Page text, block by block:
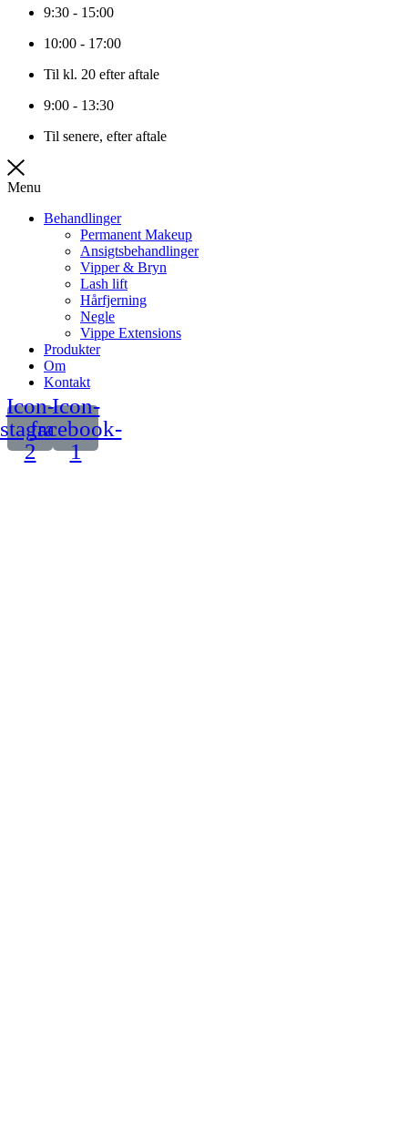
9:30 - 15:00
10:00 - 17:00
Til kl. 20 efter aftale
9:00 - 13:30
Til senere, efter aftale
Menu
Behandlinger
Permanent Makeup
Ansigtsbehandlinger
Vipper & Bryn
Lash lift
Hårfjerning
Negle
Vippe Extensions
Produkter
Om
Kontakt
Icon-
2
Icon-
facebook-
1